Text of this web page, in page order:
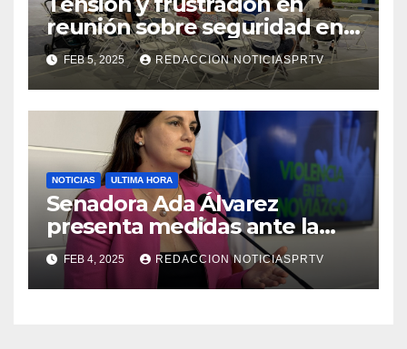
reunión sobre seguridad en
Reparto Metropolitano
FEB 5, 2025 REDACCION NOTICIASPRTV
NOTICIAS ULTIMA HORA
Senadora Ada Álvarez
presenta medidas ante la
violencia en el noviazgo
FEB 4, 2025 REDACCION NOTICIASPRTV